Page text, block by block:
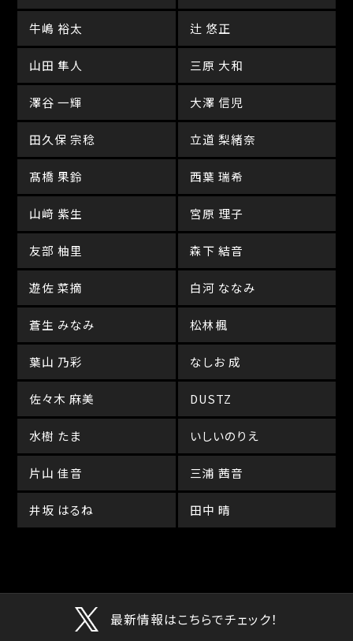
牛嶋 裕太 辻 悠正
山田 隼人 三原 大和
澤谷 一輝 大澤 信児
田久保 宗稔 立道 梨緒奈
髙橋 果鈴 西葉 瑞希
山﨑 紫生 宮原 理子
友部 柚里 森下 結音
遊佐 菜摘 白河 ななみ
蒼生 みなみ 松林楓
葉山 乃彩 なしお 成
佐々木 麻美 DUSTZ
水樹 たま いしいのりえ
片山 佳音 三浦 茜音
井坂 はるね 田中 晴
最新情報はこちらでチェック！